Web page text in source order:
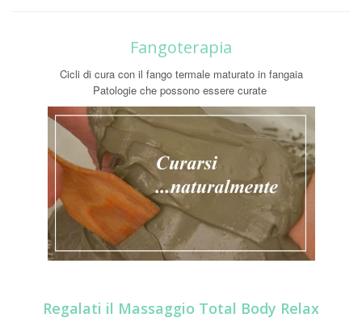
Fangoterapia
Cicli di cura con il fango termale maturato in fangaia
Patologie che possono essere curate
Regalati il Massaggio Total Body Relax